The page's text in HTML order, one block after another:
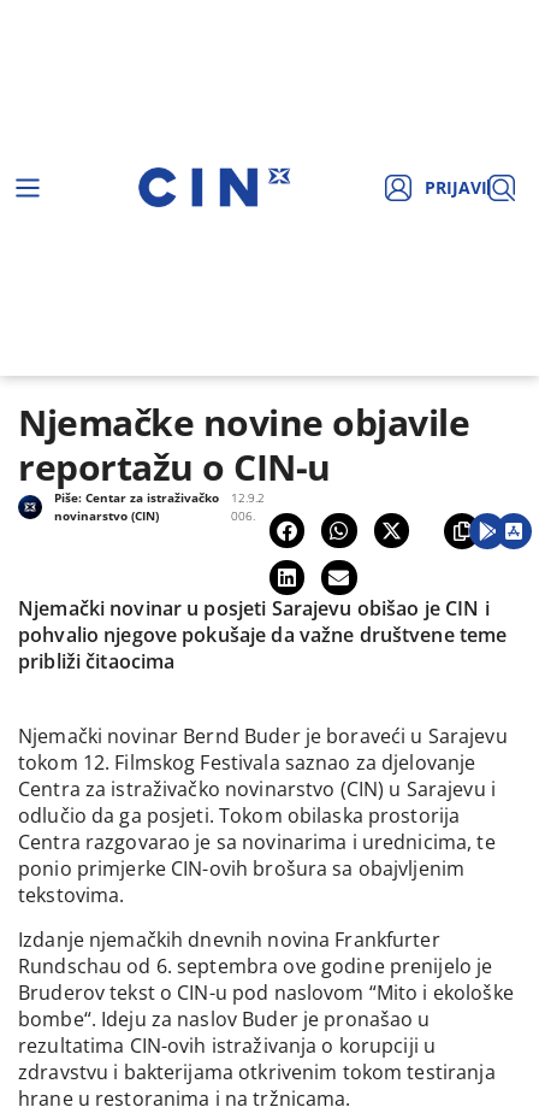
PRIJAVI
Njemačke novine objavile
reportažu o CIN-u
12.9.2
006.
Piše:Centar za istraživačko
novinarstvo (CIN)
Njemački novinar u posjeti Sarajevu obišao je CIN i
pohvalio njegove pokušaje da važne društvene teme
približi čitaocima
Njemački novinar Bernd Buder je boraveći u Sarajevu
tokom 12. Filmskog Festivala saznao za djelovanje
Centra za istraživačko novinarstvo (CIN) u Sarajevu i
odlučio da ga posjeti. Tokom obilaska prostorija
Centra razgovarao je sa novinarima i urednicima, te
ponio primjerke CIN-ovih brošura sa obajvljenim
tekstovima.
Izdanje njemačkih dnevnih novina Frankfurter
Rundschau od 6. septembra ove godine prenijelo je
Bruderov tekst o CIN-u pod naslovom “Mito i ekološke
bombe“. Ideju za naslov Buder je pronašao u
rezultatima CIN-ovih istraživanja o korupciji u
zdravstvu i bakterijama otkrivenim tokom testiranja
hrane u restoranima i na tržnicama.